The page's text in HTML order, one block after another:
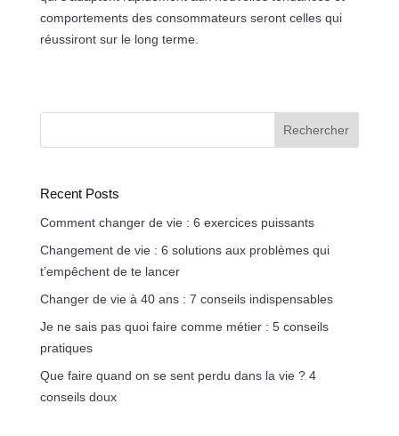
comportements des consommateurs seront celles qui
réussiront sur le long terme.
Rechercher
Recent Posts
Comment changer de vie : 6 exercices puissants
Changement de vie : 6 solutions aux problèmes qui
t’empêchent de te lancer
Changer de vie à 40 ans : 7 conseils indispensables
Je ne sais pas quoi faire comme métier : 5 conseils
pratiques
Que faire quand on se sent perdu dans la vie ? 4
conseils doux